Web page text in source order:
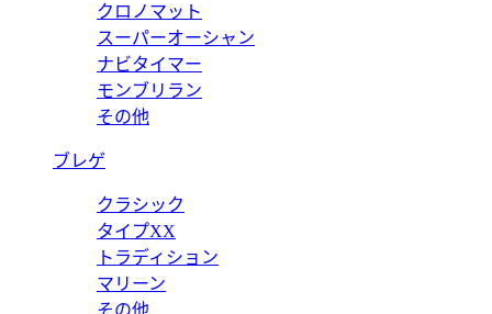
クロノマット
スーパーオーシャン
ナビタイマー
モンブリラン
その他
ブレゲ
クラシック
タイプXX
トラディション
マリーン
その他